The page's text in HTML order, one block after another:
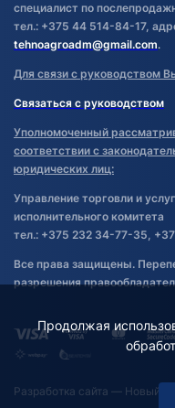
специалист по
тел.: +375 44 514-84-17,
tehnoagroadm@gmail.com.
Для связи с руководством
Связаться с руководством
Уполномоченный
соответствии с
юридических лиц:
Управление торговли и
исполнительного комитета
тел.: +375 232 34-77-35,
Все права защищены.
разрешения
Разработка сайта — Новый
Продолжая